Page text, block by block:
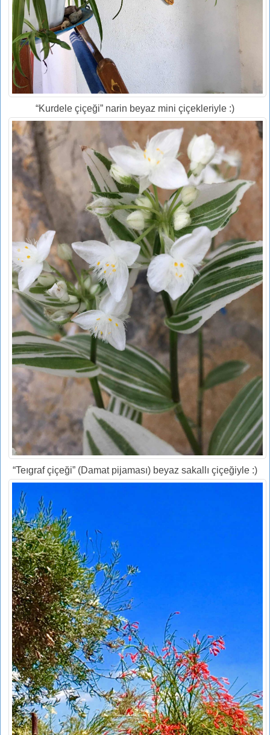
“Kurdele çiçeği” narin beyaz mini çiçekleriyle :)
“Teıgraf çiçeği” (Damat pijaması) beyaz sakallı çiçeğiyle :)